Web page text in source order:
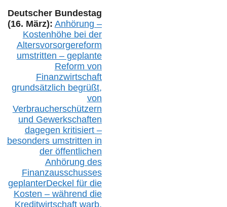
Deutscher Bundestag
(16. März): Anhörung –
Kostenhöhe bei der
Altersvorsorgereform
umstritten – geplante
Reform von
Finanzwirtschaft
grundsätzlich begrüßt,
von
Verbraucherschützern
und Gewerkschaften
dagegen kritisiert –
besonders umstritten in
der öffentlichen
Anhörung des
Finanzausschusses
geplanterDeckel für die
Kosten – während die
Kreditwirtschaft warb,